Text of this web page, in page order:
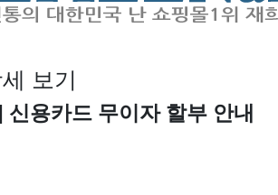
보기
용카드 무이자 할부 안내